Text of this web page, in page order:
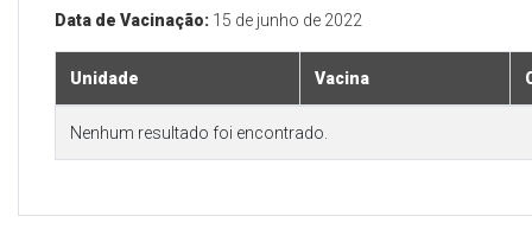
Data de Vacinação: 15 de junho de 2022
Unidade Vacina
Nenhum resultado foi encontrado.